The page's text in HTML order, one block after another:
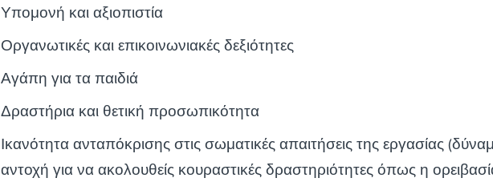
Υπομονή και αξιοπιστία
Οργανωτικές και επικοινωνιακές δεξιότητες
Αγάπη για τα παιδιά
Δραστήρια και θετική προσωπικότητα
Ικανότητα ανταπόκρισης στις σωματικές απαιτήσεις της εργασίας
αντοχή για να ακολουθείς κουραστικές δραστηριότητες όπως η